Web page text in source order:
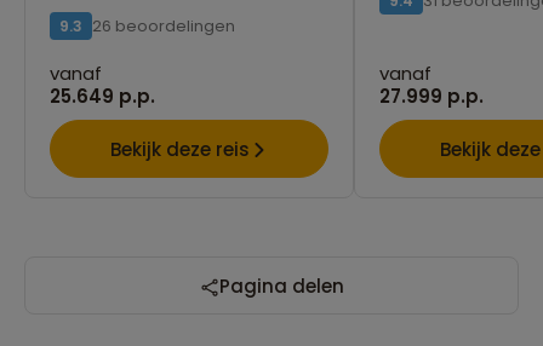
9.3 26 beoordelingen
vanaf
25.649 p.p.
Bekijk deze reis
vanaf
27.999 p.p.
Bekijk
Pagina delen